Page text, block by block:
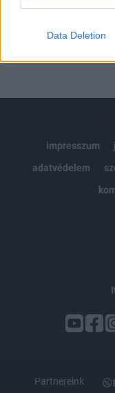
Data Deletion
impresszum
adatvédelem
Partnereink